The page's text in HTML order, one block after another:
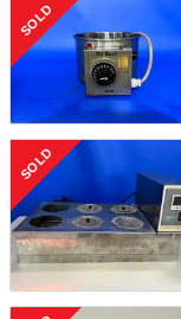
SOLD
SOLD